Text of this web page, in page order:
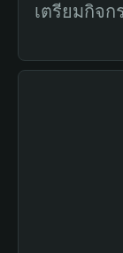
เตรียมกิจก